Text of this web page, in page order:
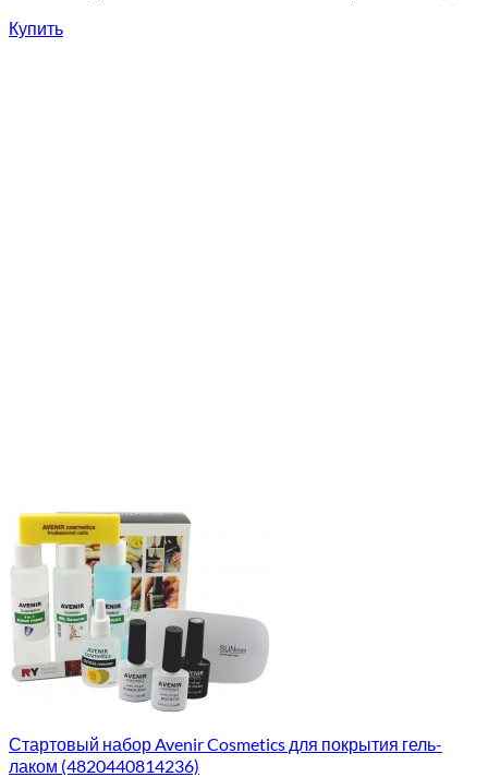
Купить
Стартовый набор Avenir Cosmetics для покрытия гель-
лаком (4820440814236)